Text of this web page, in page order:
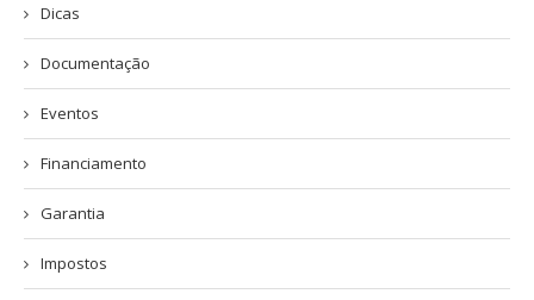
Dicas
Documentação
Eventos
Financiamento
Garantia
Impostos